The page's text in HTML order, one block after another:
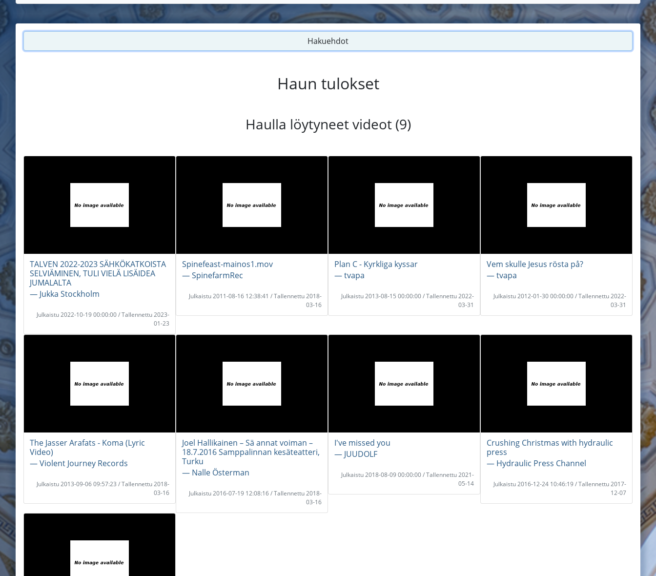
Hakuehdot
Haun tulokset
Haulla löytyneet videot (9)
TALVEN 2022-2023 SÄHKÖKATKOISTA
SELVIÄMINEN, TULI VIELÄ LISÄIDEA
JUMALALTA
― Jukka Stockholm
Julkaistu 2022-10-19 00:00:00 / Tallennettu 2023-
01-23
Spinefeast-mainos1.mov
― SpinefarmRec
Julkaistu 2011-08-16 12:38:41 / Tallennettu 2018-
03-16
Plan C - Kyrkliga kyssar
― tvapa
Julkaistu 2013-08-15 00:00:00 / Tallennettu 2022-
03-31
Vem skulle Jesus rösta på?
― tvapa
Julkaistu 2012-01-30 00:00:00 / Tallennettu 2022-
03-31
The Jasser Arafats - Koma (Lyric
Video)
― Violent Journey Records
Julkaistu 2013-09-06 09:57:23 / Tallennettu 2018-
03-16
Joel Hallikainen – Sä annat voiman –
18.7.2016 Samppalinnan kesäteatteri,
Turku
― Nalle Österman
Julkaistu 2016-07-19 12:08:16 / Tallennettu 2018-
03-16
I've missed you
― JUUDOLF
Julkaistu 2018-08-09 00:00:00 / Tallennettu 2021-
05-14
Crushing Christmas with hydraulic
press
― Hydraulic Press Channel
Julkaistu 2016-12-24 10:46:19 / Tallennettu 2017-
12-07